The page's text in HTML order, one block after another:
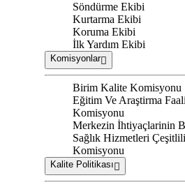
Söndürme Ekibi
Kurtarma Ekibi
Koruma Ekibi
İlk Yardım Ekibi
Komisyonlar
Birim Kalite Komisyonu
Eğitim Ve Araştirma
Komisyonu
Merkezin İhtiyaçlarinin
Sağlık Hizmetleri
Komisyonu
Kalite Politikası